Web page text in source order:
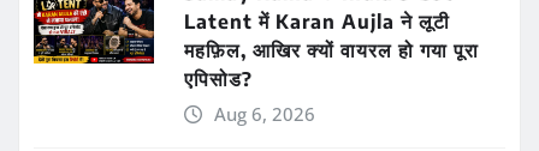
Latent में Karan Aujla ने लूटी
महफ़िल, आखिर क्यों वायरल हो गया पूरा
एपिसोड?
Aug 6, 2026